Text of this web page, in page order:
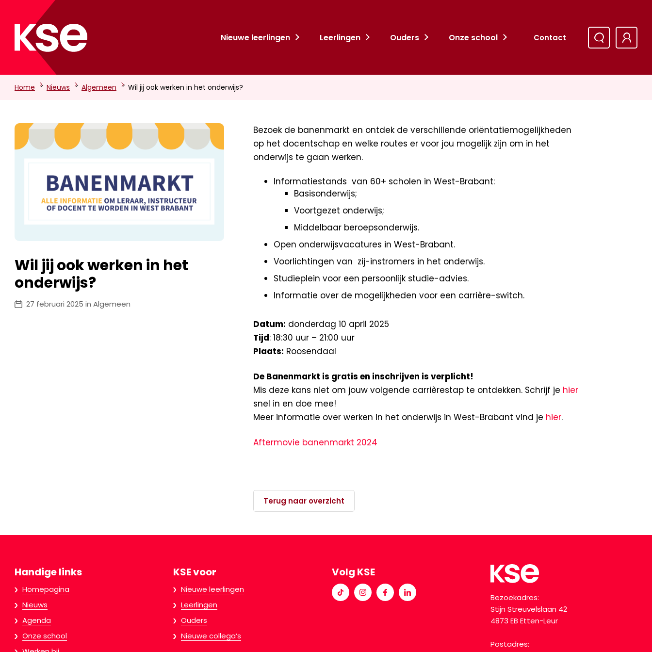
Nieuwe leerlingen Leerlingen Ouders Onze school Contact
Home -Nieuws -Algemeen -Wil jij ook werken in het onderwijs?
Wil jij ook werken in het
onderwijs?
27 februari 2025 in Algemeen
Bezoek de banenmarkt en ontdek de verschillende oriëntatiemogelijkheden
op het docentschap en welke routes er voor jou mogelijk zijn om in het
onderwijs te gaan werken.
Informatiestands van 60+ scholen in West-Brabant:
Basisonderwijs;
Voortgezet onderwijs;
Middelbaar beroepsonderwijs.
Open onderwijsvacatures in West-Brabant.
Voorlichtingen van zij-instromers in het onderwijs.
Studieplein voor een persoonlijk studie-advies.
Informatie over de mogelijkheden voor een carrière-switch.
Datum: donderdag 10 april 2025
Tijd: 18:30 uur – 21:00 uur
Plaats: Roosendaal
De Banenmarkt is gratis en inschrijven is verplicht!
Mis deze kans niet om jouw volgende carrièrestap te ontdekken. Schrijf je hier
snel in en doe mee!
Meer informatie over werken in het onderwijs in West-Brabant vind je hier.
Aftermovie banenmarkt 2024
Terug naar overzicht
Handige links
Homepagina
Nieuws
Agenda
Onze school
KSE voor
Nieuwe leerlingen
Leerlingen
Ouders
Nieuwe collega’s
Volg KSE
Bezoekadres:
Stijn Streuvelslaan 42
4873 EB Etten-Leur
Postadres: